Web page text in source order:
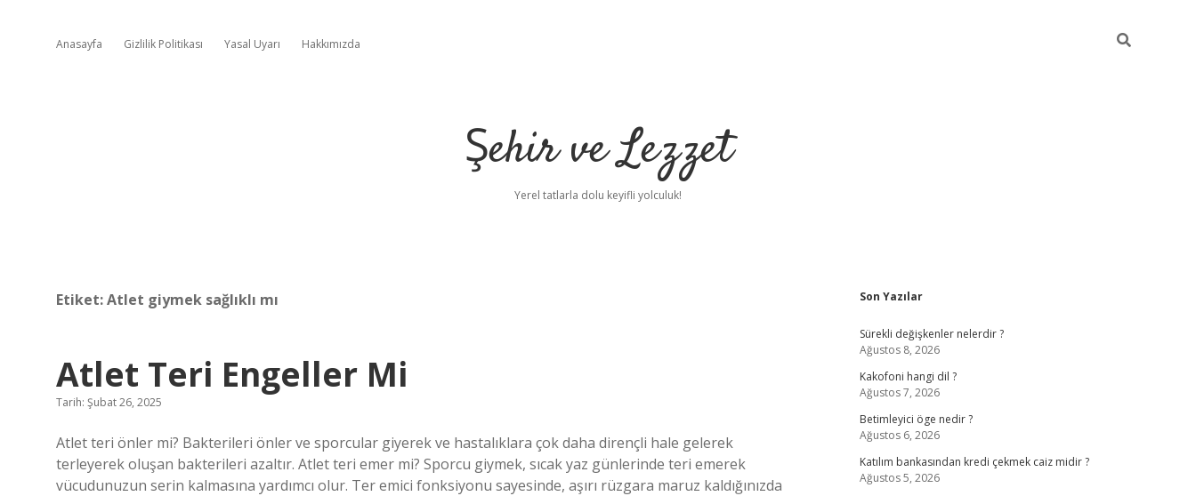
Anasayfa Gizlilik Politikası Yasal Uyarı Hakkımızda
Şehir ve Lezzet
Yerel tatlarla dolu keyifli yolculuk!
Etiket:Atlet giymek sağlıklı mı
Atlet Teri Engeller Mi
Tarih: Şubat 26, 2025
Atlet teri önler mi? Bakterileri önler ve sporcular giyerek ve hastalıklara çok daha dirençli hale gelerek
terleyerek oluşan bakterileri azaltır. Atlet teri emer mi? Sporcu giymek, sıcak yaz günlerinde teri emerek
vücudunuzun serin kalmasına yardımcı olur. Ter emici fonksiyonu sayesinde, aşırı rüzgara maruz kaldığınızda
Sidebar
Son Yazılar
Sürekli değişkenler nelerdir ?
Ağustos 8, 2026
Kakofoni hangi dil ?
Ağustos 7, 2026
Betimleyici öge nedir ?
Ağustos 6, 2026
Katılım bankasından kredi çekmek caiz midir ?
Ağustos 5, 2026